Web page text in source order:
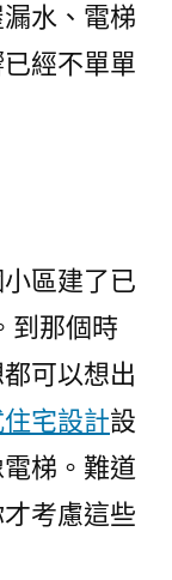
水、電梯
經不單單
區建了已
到那個時
可以想出
住宅設計設
梯。難道
考慮這些